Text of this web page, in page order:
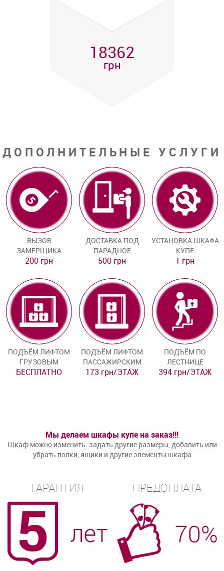
18362
грн
ДОПОЛНИТЕЛЬНЫЕ УСЛУГИ
ВЫЗОВ
ЗАМЕРЩИКА
200 грн
ДОСТАВКА ПОД
ПАРАДНОЕ
500 грн
УСТАНОВКА ШКАФА
КУПЕ
1 грн
ПОДЪЁМ ЛИФТОМ
ГРУЗОВЫМ
БЕСПЛАТНО
ПОДЪЁМ ЛИФТОМ
ПАССАЖИРСКИМ
173 грн/ЭТАЖ
ПОДЪЁМ ПО
ЛЕСТНИЦЕ
394 грн/ЭТАЖ
Мы делаем шкафы купе на заказ!!!
Шкаф можно изменить: задать другие размеры, добавить или
убрать полки, ящики и другие элементы шкафа
ГАРАНТИЯ ПРЕДОПЛАТА